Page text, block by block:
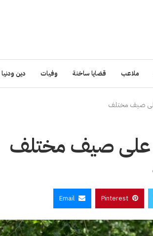
ملاعب قضايا ساخنة وفيات دين ودنيا
صيف مختلف
على صيف مختلف
Pinterest
Email